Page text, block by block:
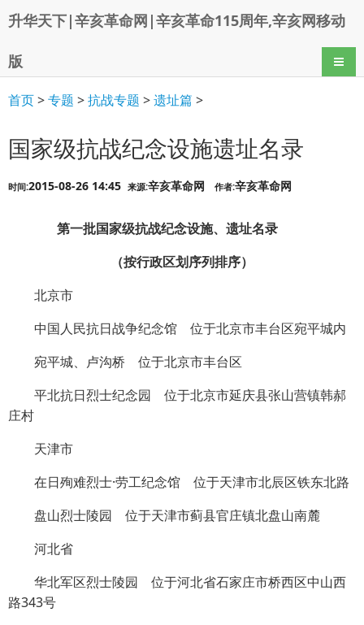
升华天下|辛亥革命网|辛亥革命115周年,辛亥网移动
版 导航
首页>专题 >抗战专题 >遗址篇 >
国家级抗战纪念设施遗址名录
时间:2015-08-26 14:45 来源:辛亥革命网 作者:辛亥革命网
第一批国家级抗战纪念设施、遗址名录
（按行政区划序列排序）
北京市
中国人民抗日战争纪念馆 位于北京市丰台区宛平城内
宛平城、卢沟桥 位于北京市丰台区
平北抗日烈士纪念园 位于北京市延庆县张山营镇韩郝
庄村
天津市
在日殉难烈士·劳工纪念馆 位于天津市北辰区铁东北路
盘山烈士陵园 位于天津市蓟县官庄镇北盘山南麓
河北省
华北军区烈士陵园 位于河北省石家庄市桥西区中山西
路343号